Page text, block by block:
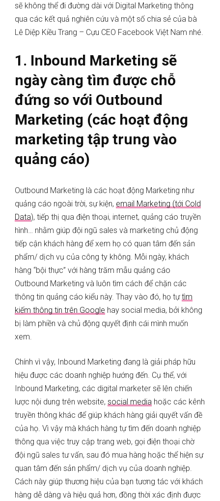
sẽ không thể đi đường dài với Digital Marketing thông
qua các kết quả nghiên cứu và một số chia sẻ của bà
Lê Diệp Kiều Trang – Cựu CEO Facebook Việt Nam nhé.
1. Inbound Marketing sẽ
ngày càng tìm được chỗ
đứng so với Outbound
Marketing (các hoạt động
marketing tập trung vào
quảng cáo)
Outbound Marketing là các hoạt động Marketing như
quảng cáo ngoài trời, sự kiện, email Marketing (tới Cold
Data), tiếp thị qua điện thoại, internet, quảng cáo truyền
hình… nhằm giúp đội ngũ sales và marketing chủ động
tiếp cận khách hàng để xem họ có quan tâm đến sản
phẩm/ dịch vụ của công ty không. Mỗi ngày, khách
hàng “bội thực” với hàng trăm mẫu quảng cáo
Outbound Marketing và luôn tìm cách để chặn các
thông tin quảng cáo kiểu này. Thay vào đó, họ tựtìm
kiếm thông tin trên Google hay social media, bởi không
bị làm phiền và chủ động quyết định cái mình muốn
xem.
Chính vì vậy, Inbound Marketing đang là giải pháp hữu
hiệu được các doanh nghiệp hướng đến. Cụ thể, với
Inbound Marketing, các digital marketer sẽ lên chiến
lược nội dung trên website, social media hoặc các kênh
truyền thông khác để giúp khách hàng giải quyết vấn đề
của họ. Vì vậy mà khách hàng tự tìm đến doanh nghiệp
thông qua việc truy cập trang web, gọi điện thoại chờ
đội ngũ sales tư vấn, sau đó mua hàng hoặc thể hiện sự
quan tâm đến sản phẩm/ dịch vụ của doanh nghiệp.
Cách này giúp thương hiệu của bạn tương tác với khách
hàng dễ dàng và hiệu quả hơn, đồng thời xác định được